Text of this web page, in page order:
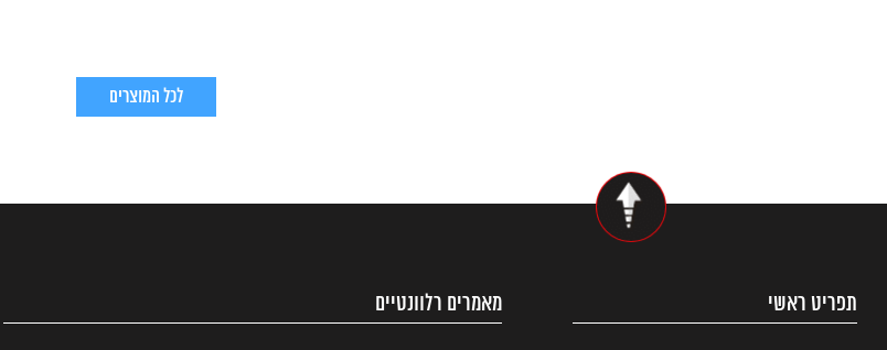
לכל המוצרים
תפריט ראשי מאמרים רלוונטיים